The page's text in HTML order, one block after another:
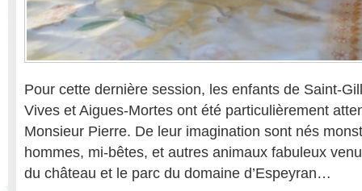
Pour cette dernière session, les enfants de Saint-
Vives et Aigues-Mortes ont été particulièrement
Monsieur Pierre. De leur imagination sont nés
hommes, mi-bêtes, et autres animaux fabuleux
du château et le parc du domaine d’Espeyran…